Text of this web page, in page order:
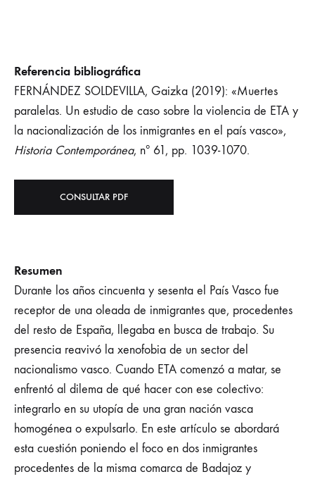
Referencia bibliográfica
FERNÁNDEZ SOLDEVILLA, Gaizka (2019): «Muertes
paralelas. Un estudio de caso sobre la violencia de ETA y
la nacionalización de los inmigrantes en el país vasco»,
Historia Contemporánea, nº 61, pp. 1039-1070.
CONSULTAR PDF
Resumen
Durante los años cincuenta y sesenta el País Vasco fue
receptor de una oleada de inmigrantes que, procedentes
del resto de España, llegaba en busca de trabajo. Su
presencia reavivó la xenofobia de un sector del
nacionalismo vasco. Cuando ETA comenzó a matar, se
enfrentó al dilema de qué hacer con ese colectivo:
integrarlo en su utopía de una gran nación vasca
homogénea o expulsarlo. En este artículo se abordará
esta cuestión poniendo el foco en dos inmigrantes
procedentes de la misma comarca de Badajoz y